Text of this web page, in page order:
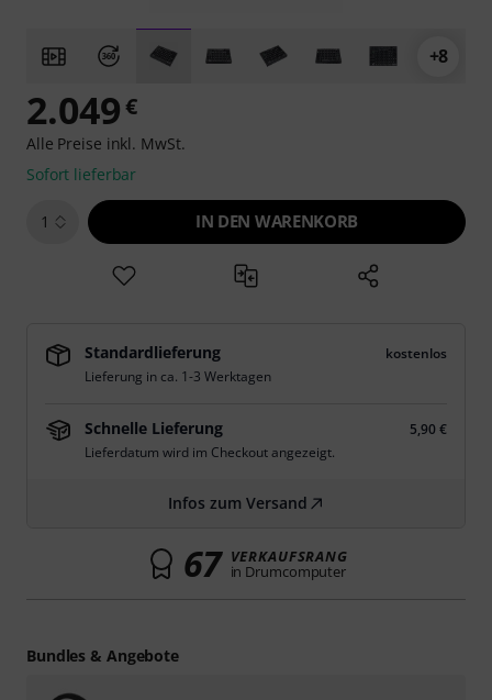
+8
2.049€
Alle Preise inkl. MwSt.
Sofort lieferbar
1 IN DEN WARENKORB
Standardlieferung
kostenlos
Lieferung in ca. 1-3 Werktagen
Schnelle Lieferung
5,90 €
Lieferdatum wird im Checkout angezeigt.
Infos zum Versand
67 VERKAUFSRANG
in Drumcomputer
Bundles & Angebote